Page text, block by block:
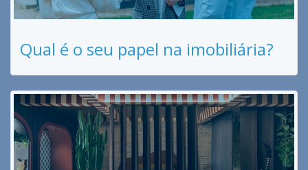
Qual é o seu papel na imobiliária?